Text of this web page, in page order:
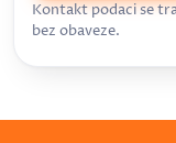
Kontakt podaci se
bez obaveze.